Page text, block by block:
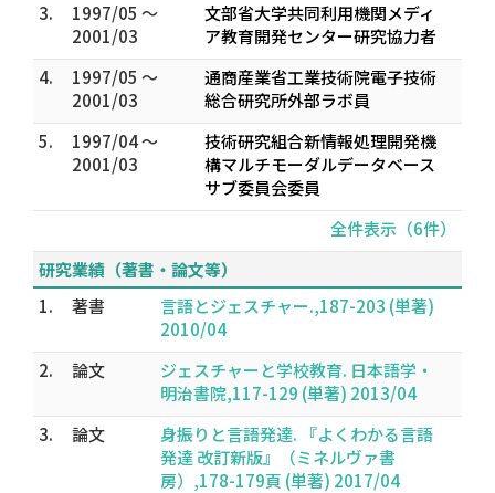
3.
1997/05 ～
2001/03
文部省大学共同利用機関メディ
ア教育開発センター研究協力者
4.
1997/05 ～
2001/03
通商産業省工業技術院電子技術
総合研究所外部ラボ員
5.
1997/04 ～
2001/03
技術研究組合新情報処理開発機
構マルチモーダルデータベース
サブ委員会委員
全件表示（6件）
研究業績（著書・論文等）
1.
著書
言語とジェスチャー.,187-203 (単著)
2010/04
2.
論文
ジェスチャーと学校教育. 日本語学・
明治書院,117-129 (単著) 2013/04
3.
論文
身振りと言語発達. 『よくわかる言語
発達 改訂新版』（ミネルヴァ書
房）,178-179頁 (単著) 2017/04